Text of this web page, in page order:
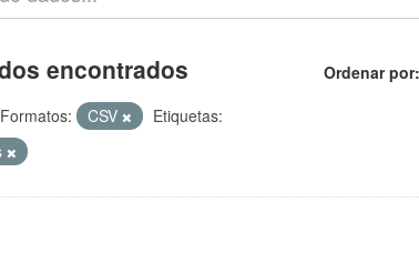
Ordenar por
encontrados
Formatos: CSV
Etiquetas: